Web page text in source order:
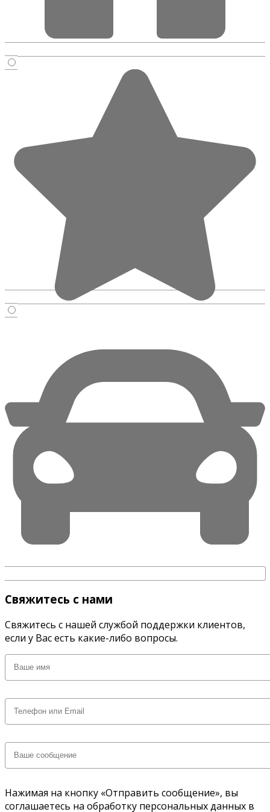
Свяжитесь с нами
Свяжитесь с нашей службой поддержки клиентов,
если у Вас есть какие-либо вопросы.
Нажимая на кнопку «Отправить сообщение», вы
соглашаетесь на обработку персональных данных в